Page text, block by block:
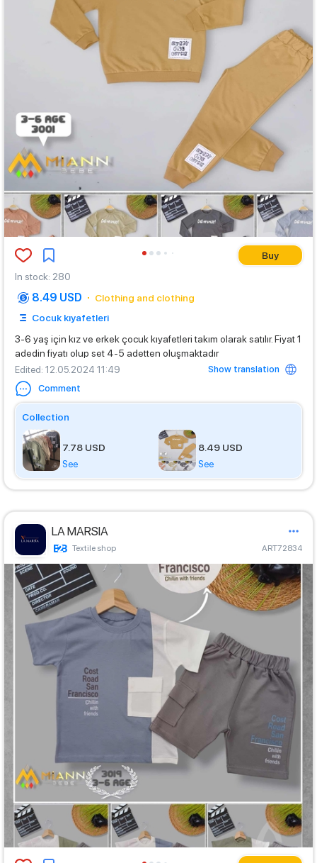
Buy
In stock: 280
8.49 USD
Clothing and clothing
Cocuk kıyafetleri
3-6 yaş için kız ve erkek çocuk kıyafetleri takım olarak satılır. Fiyat 1
adedin fiyatı olup set 4-5 adetten oluşmaktadır
Edited: 12.05.2024 11:49
Show translation
Comment
Collection
7.78 USD
See
8.49 USD
See
LA MARSIA
Textile shop ART72834